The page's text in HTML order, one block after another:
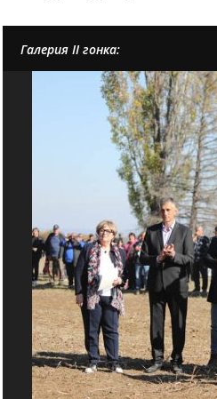
Галерия II гонка: